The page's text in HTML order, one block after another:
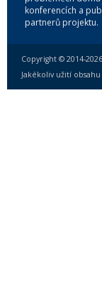
konferencích a
partnerů projektu.
Copyright © 2014-
Jakékoliv užití